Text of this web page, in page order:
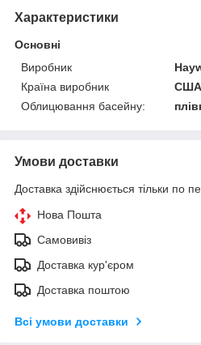
Характеристики
Основні
Виробник
Країна виробник
США
Облицювання басейну:
Умови доставки
Доставка здійснюється тільки по
Нова Пошта
Самовивіз
Доставка кур'єром
Доставка поштою
Всі умови доставки